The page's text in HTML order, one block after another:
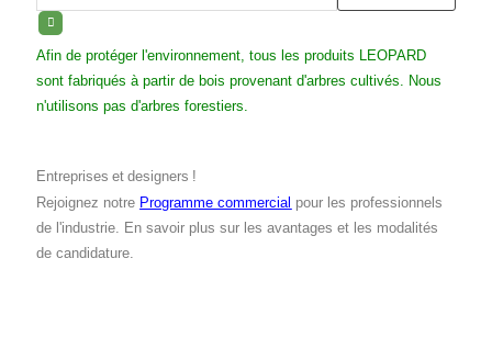
Afin de protéger l'environnement, tous les produits LEOPARD
sont fabriqués à partir de bois provenant d'arbres cultivés. Nous
n'utilisons pas d'arbres forestiers.
Entreprises et designers !
Rejoignez notre Programme commercial pour les professionnels
de l'industrie. En savoir plus sur les avantages et les modalités
de candidature.